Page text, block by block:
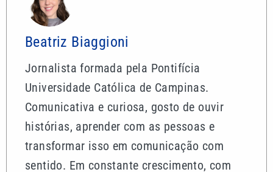
Beatriz Biaggioni
Jornalista formada pela Pontifícia
Universidade Católica de Campinas.
Comunicativa e curiosa, gosto de ouvir
histórias, aprender com as pessoas e
transformar isso em comunicação com
sentido. Em constante crescimento, com